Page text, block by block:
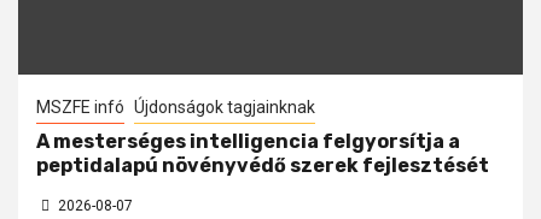
MSZFE infó Újdonságok tagjainknak
A mesterséges intelligencia felgyorsítja a
peptidalapú növényvédő szerek fejlesztését
2026-08-07